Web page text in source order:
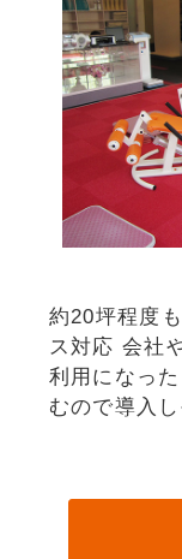
約20坪程度
ス対応 会社
利用になっ
むので導入